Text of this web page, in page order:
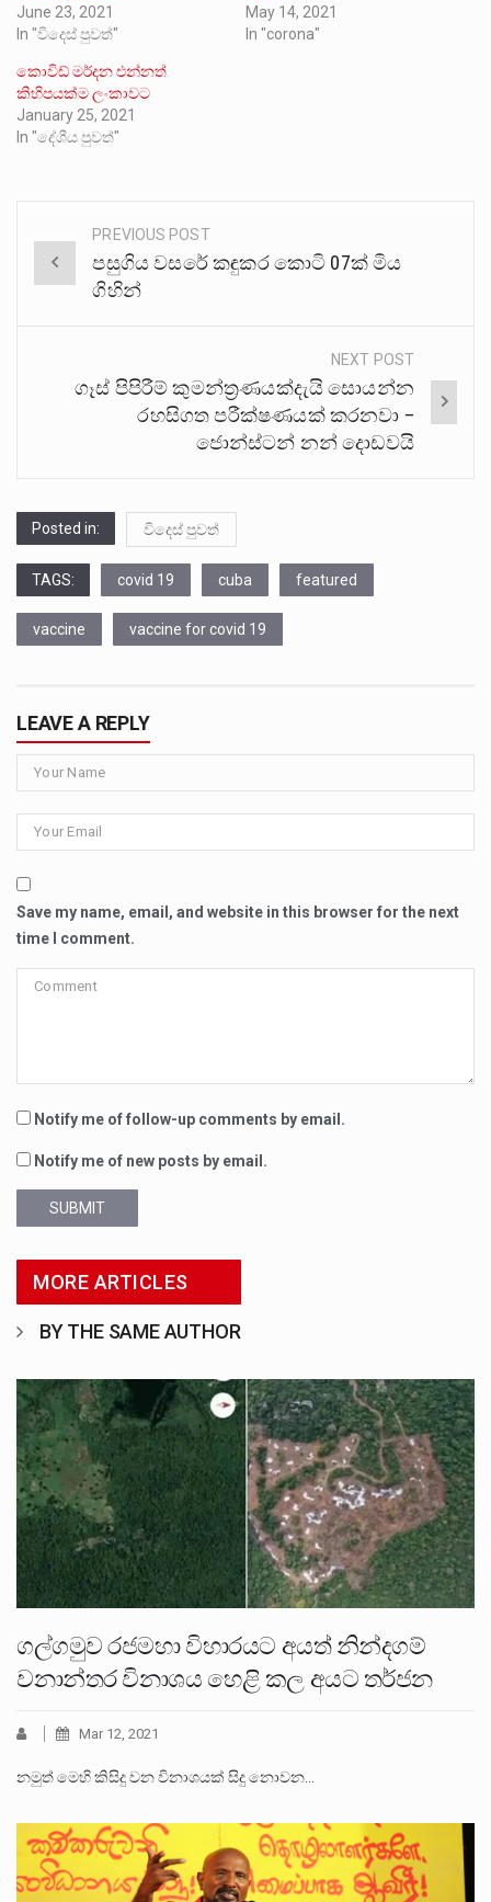
June 23, 2021
In "විදෙස් පුවත්"
May 14, 2021
In "corona"
කොවිඩ් මර්දන එන්නත්
කිහිපයක්ම ලංකාවට
January 25, 2021
In "දේශීය පුවත්"
Post
navigation
PREVIOUS POST
පසුගිය වසරේ කඳුකර කොටි 07ක් මිය
ගිහින්
NEXT POST
ගෑස් පිපිරීම් කුමන්ත්‍රණයක්දැයි සොයන්න
රහසිගත පරීක්ෂණයක් කරනවා –
ජොන්ස්ටන් නන් දොඩවයි
Posted in: විදෙස් පුවත්
TAGS: covid 19 cuba featured
vaccine vaccine for covid 19
LEAVE A REPLY
Save my name, email, and website in this browser for the next
time I comment.
Notify me of follow-up comments by email.
Notify me of new posts by email.
SUBMIT
MORE ARTICLES
BY THE SAME AUTHOR
ගල්ගමුව රජමහා විහාරයට අයත් නින්දගම්
වනාන්තර විනාශය හෙළි කල අයට තර්ජන
Mar 12, 2021
නමුත් මෙහි කිසිදු වන විනාශයක් සිදු නොවන…